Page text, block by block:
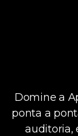
Domine a
ponta a
auditoria,